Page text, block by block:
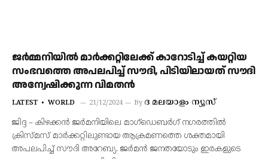
ജർമ്മനിയിൽ മാർക്കറ്റിലേക്ക് കാറോടിച്ച് കയറ്റിയ
സംഭവത്തെ അപലപിച്ച് സൗദി, പിടിയിലായത് സൗദി
അന്വേഷിക്കുന്ന വിമതൻ
LATEST WORLD 21/12/2024 By ദ മലയാളം ന്യൂസ്
ജിദ്ദ – കിഴക്കന്‍ ജര്‍മനിയിലെ മാഗ്‌ഡെബര്‍ഗ് നഗരത്തില്‍
ക്രിസ്മസ് മാര്‍ക്കറ്റിലുണ്ടായ ആക്രമണത്തെ ശക്തമായി
അപലപിച്ച് സൗദി അറേബ്യ. ജര്‍മന്‍ ജനതയോടും ഇരകളുടെ